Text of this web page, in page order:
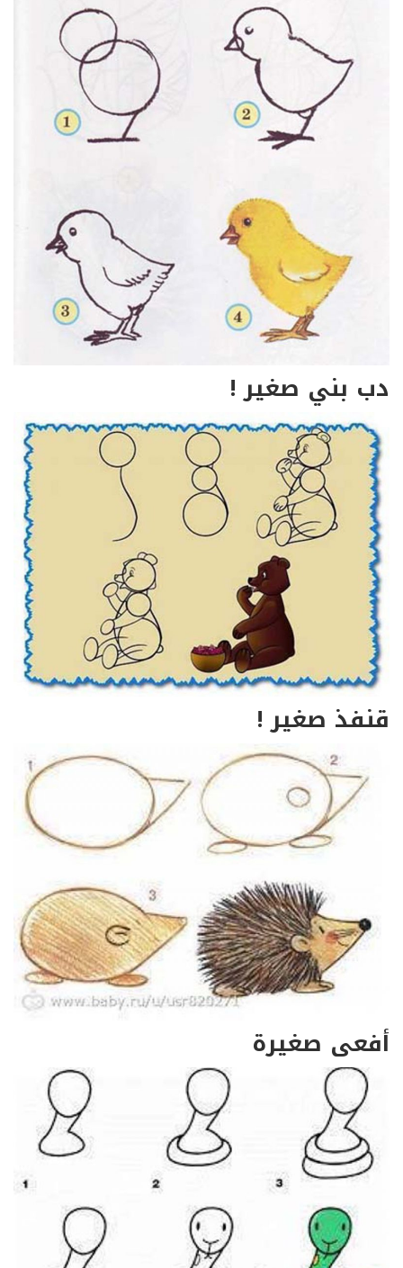
دب بني صغير !
قنفذ صغير !
أفعى صغيرة